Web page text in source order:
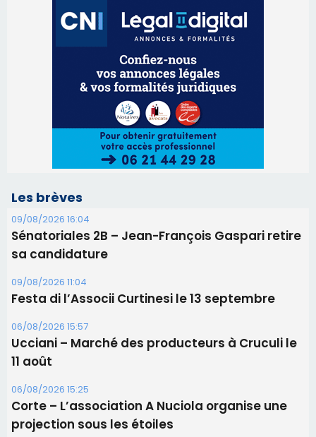
Les brèves
Sénatoriales 2B – Jean-François Gaspari retire
sa candidature
Festa di l’Associi Curtinesi le 13 septembre
11 août
06/08/2026 15:25
Corte – L’association A Nuciola organise une
projection sous les étoiles
06/08/2026 15:04
Alata - Soirée Tango Argentin au stade de San
Benedetto
05/08/2026 09:53
Biguglia : messe de la Sainte-Marie et
procession le 14 août